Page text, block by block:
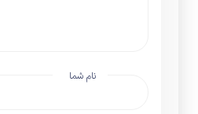
نام شما